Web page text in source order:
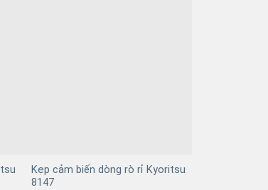
Kẹp cảm biến dòng rò rỉ Kyoritsu
8147